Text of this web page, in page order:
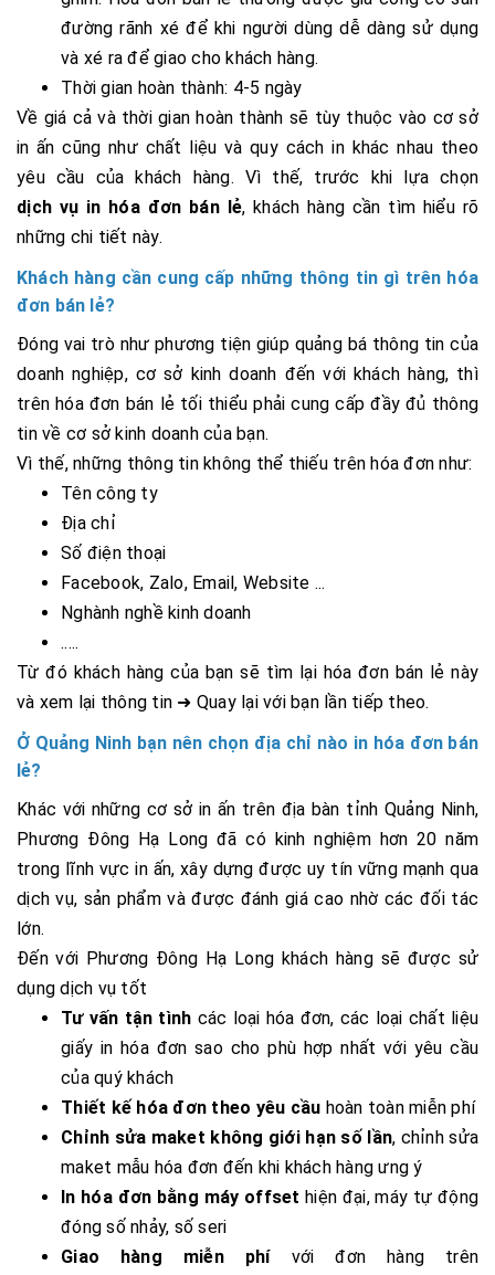
đường rãnh xé để khi người dùng dễ dàng sử dụng
và xé ra để giao cho khách hàng.
Thời gian hoàn thành: 4-5 ngày
Về giá cả và thời gian hoàn thành sẽ tùy thuộc vào cơ sở
in ấn cũng như chất liệu và quy cách in khác nhau theo
yêu cầu của khách hàng. Vì thế, trước khi lựa chọn
dịch vụ in hóa đơn bán lẻ, khách hàng cần tìm hiểu rõ
những chi tiết này.
Khách hàng cần cung cấp những thông tin gì trên hóa
đơn bán lẻ?
Đóng vai trò như phương tiện giúp quảng bá thông tin của
doanh nghiệp, cơ sở kinh doanh đến với khách hàng, thì
trên hóa đơn bán lẻ tối thiểu phải cung cấp đầy đủ thông
tin về cơ sở kinh doanh của bạn.
Vì thế, những thông tin không thể thiếu trên hóa đơn như:
Tên công ty
Địa chỉ
Số điện thoại
Facebook, Zalo, Email, Website ...
Nghành nghề kinh doanh
.....
Từ đó khách hàng của bạn sẽ tìm lại hóa đơn bán lẻ này
và xem lại thông tin ➜ Quay lại với bạn lần tiếp theo.
Ở Quảng Ninh bạn nên chọn địa chỉ nào in hóa đơn bán
lẻ?
Khác với những cơ sở in ấn trên địa bàn tỉnh Quảng Ninh,
Phương Đông Hạ Long đã có kinh nghiệm hơn 20 năm
trong lĩnh vực in ấn, xây dựng được uy tín vững mạnh qua
dịch vụ, sản phẩm và được đánh giá cao nhờ các đối tác
lớn.
Đến với Phương Đông Hạ Long khách hàng sẽ được sử
dụng dịch vụ tốt
Tư vấn tận tình các loại hóa đơn, các loại chất liệu
giấy in hóa đơn sao cho phù hợp nhất với yêu cầu
của quý khách
Thiết kế hóa đơn theo yêu cầu hoàn toàn miễn phí
Chỉnh sửa maket không giới hạn số lần, chỉnh sửa
maket mẫu hóa đơn đến khi khách hàng ưng ý
In hóa đơn bằng máy offset hiện đại, máy tự động
đóng số nhảy, số seri
Giao hàng miễn phívới đơn hàng trên